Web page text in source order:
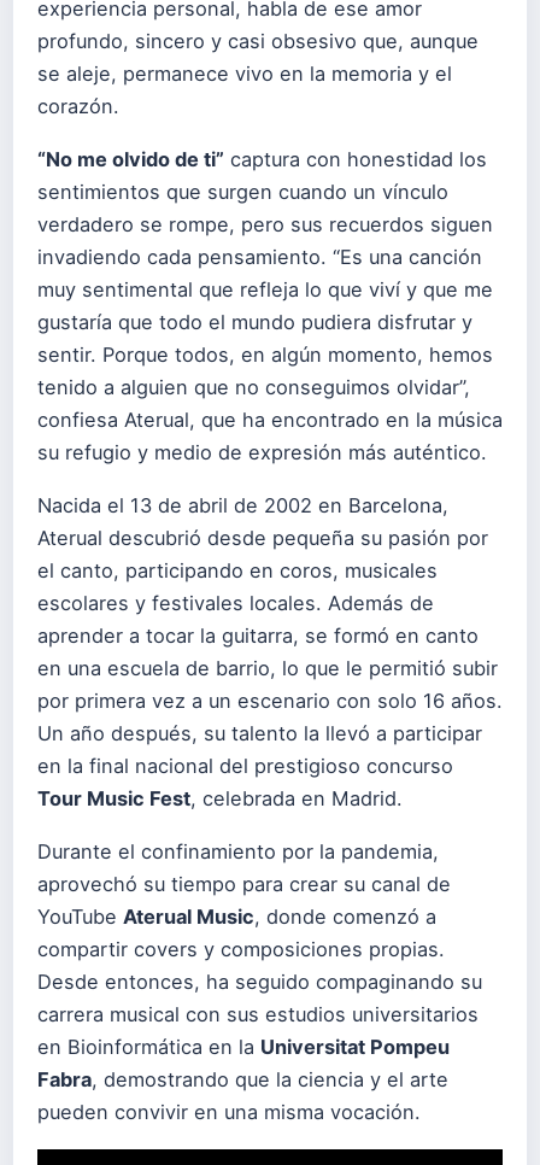
experiencia personal, habla de ese amor
profundo, sincero y casi obsesivo que, aunque
se aleje, permanece vivo en la memoria y el
corazón.
“No me olvido de ti” captura con honestidad los
sentimientos que surgen cuando un vínculo
verdadero se rompe, pero sus recuerdos siguen
invadiendo cada pensamiento. “Es una canción
muy sentimental que refleja lo que viví y que me
gustaría que todo el mundo pudiera disfrutar y
sentir. Porque todos, en algún momento, hemos
tenido a alguien que no conseguimos olvidar”,
confiesa Aterual, que ha encontrado en la música
su refugio y medio de expresión más auténtico.
Nacida el 13 de abril de 2002 en Barcelona,
Aterual descubrió desde pequeña su pasión por
el canto, participando en coros, musicales
escolares y festivales locales. Además de
aprender a tocar la guitarra, se formó en canto
en una escuela de barrio, lo que le permitió subir
por primera vez a un escenario con solo 16 años.
Un año después, su talento la llevó a participar
en la final nacional del prestigioso concurso
Tour Music Fest, celebrada en Madrid.
Durante el confinamiento por la pandemia,
aprovechó su tiempo para crear su canal de
YouTube Aterual Music, donde comenzó a
compartir covers y composiciones propias.
Desde entonces, ha seguido compaginando su
carrera musical con sus estudios universitarios
en Bioinformática en la Universitat Pompeu
Fabra, demostrando que la ciencia y el arte
pueden convivir en una misma vocación.